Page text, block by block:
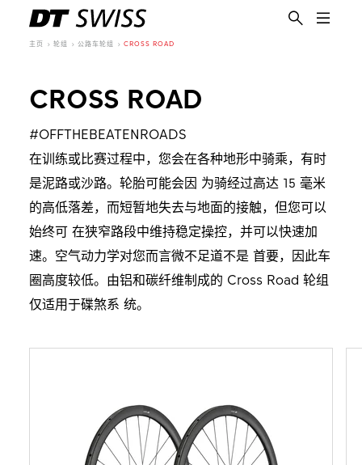
主页 轮组 公路车轮组 CROSS ROAD
CROSS ROAD
#OFFTHEBEATENROADS
在训练或比赛过程中，您会在各种地形中骑乘，有时
是泥路或沙路。轮胎可能会因 为骑经过高达 15 毫米
的高低落差，而短暂地失去与地面的接触，但您可以
始终可 在狭窄路段中维持稳定操控，并可以快速加
速。空气动力学对您而言微不足道不是 首要，因此车
圈高度较低。由铝和碳纤维制成的 Cross Road 轮组
仅适用于碟煞系 统。